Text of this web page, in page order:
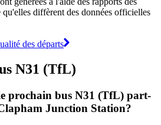
qu'elles diffèrent des données officielles
des départs
N31 (TfL)
prochain bus N31 (TfL) part-
Junction Station?